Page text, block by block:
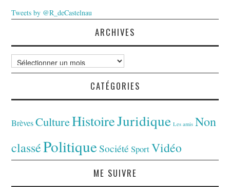
Tweets by @R_deCastelnau
ARCHIVES
Archives
CATÉGORIES
Brèves CultureHistoireJuridique Les amis Non
classéPolitiqueSociété SportVidéo
ME SUIVRE